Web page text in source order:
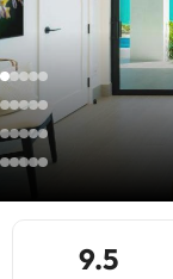
9.5